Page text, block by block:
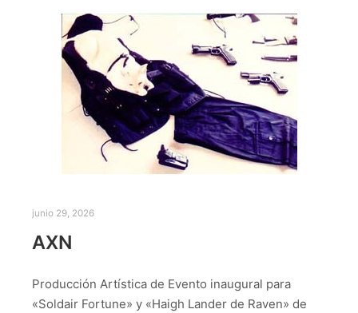
junio 29, 2026
AXN
Producción Artística de Evento inaugural para
«Soldair Fortune» y «Haigh Lander de Raven» de